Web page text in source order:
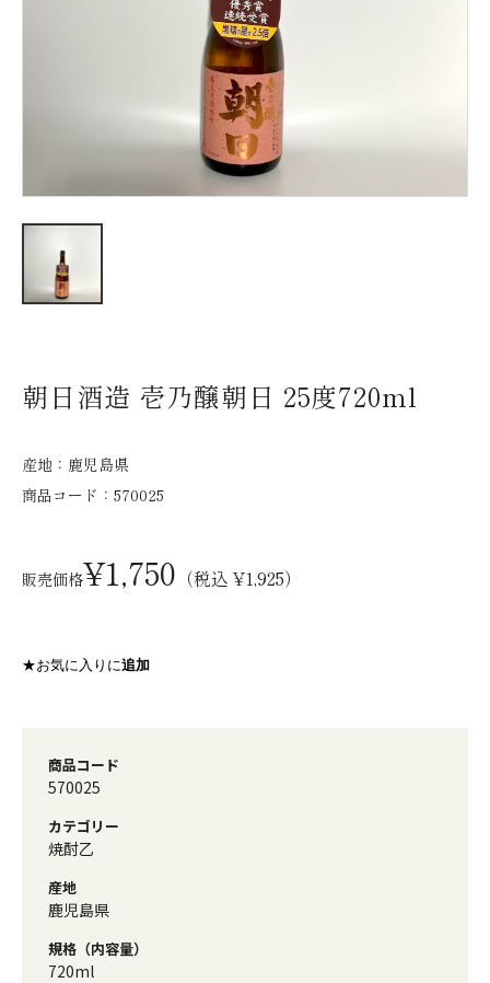
会社情報
採用情報
お問い合わせ
朝日酒造 壱乃醸朝日 25度720ml
産地： 鹿児島県
商品コード： 570025
販売価格¥1,750 （税込 ¥1,925）
★お気に入りに追加
商品コード
570025
カテゴリー
焼酎乙
産地
鹿児島県
規格（内容量）
720ml